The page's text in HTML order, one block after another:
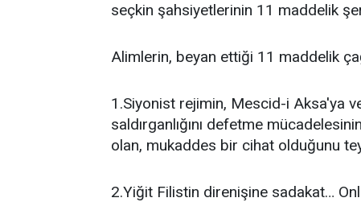
seçkin şahsiyetlerinin 11 maddelik
Alimlerin, beyan ettiği 11 maddelik
1.Siyonist rejimin, Mescid-i Aksa'ya
saldırganlığını defetme
olan, mukaddes bir cihat olduğunu
2.Yiğit Filistin direnişine sadakat…